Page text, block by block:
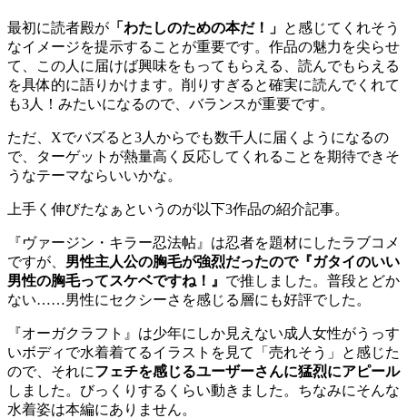
最初に読者殿が 「わたしのための本だ！」 と感じてくれそう
なイメージを提示することが重要です。作品の魅力を尖らせ
て、この人に届けば興味をもってもらえる、読んでもらえる
を具体的に語りかけます。削りすぎると確実に読んでくれて
も3人！みたいになるので、バランスが重要です。
ただ、Xでバズると3人からでも数千人に届くようになるの
で、ターゲットが熱量高く反応してくれることを期待できそ
うなテーマならいいかな。
上手く伸びたなぁというのが以下3作品の紹介記事。
『ヴァージン・キラー忍法帖』は忍者を題材にしたラブコメ
ですが、 男性主人公の胸毛が強烈だったので『ガタイのいい
男性の胸毛ってスケベですね！』 で推しました。普段とどか
ない……男性にセクシーさを感じる層にも好評でした。
『オーガクラフト』は少年にしか見えない成人女性がうっす
いボディで水着着てるイラストを見て「売れそう」と感じた
ので、それにフェチを感じるユーザーさんに猛烈にアピール
しました。びっくりするくらい動きました。ちなみにそんな
水着姿は本編にありません。